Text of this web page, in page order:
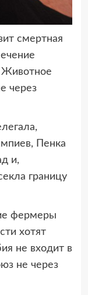
смертная
Животное
через
Пенка
и,
границу
фермеры
хотят
не входит в
не через